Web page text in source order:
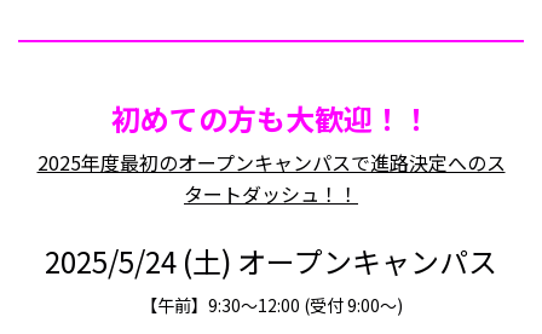
初めての方も大歓迎！！
2025年度最初のオープンキャンパスで進路決定へのス
タートダッシュ！！
2025/5/24 (土) オープンキャンパス
【午前】9:30～12:00 (受付 9:00～)